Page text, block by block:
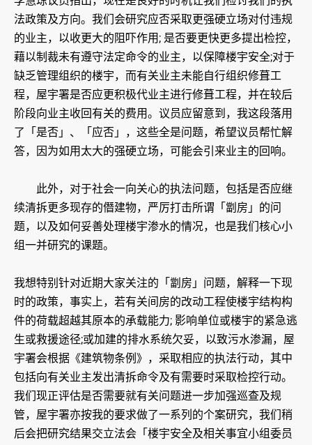
法政策及方向。我们会研究应否采取更强硬立场对付违规
的业主，以收更大的阻吓作用; 是否要更快更多提出检控，
藉以制裁未有遵守法定命令的业主，以保障楼宇安全;对于
缺乏管理组织的楼宇，而有关业主未能自行组织修葺工
程，屋宇署是否应更积极代业主进行修葺工程，并在较后
阶段向业主收回有关的费用。议员应留意到，我这段落用
了「是否」、「应否」，这些全是问题，希望议员帮忙解
答，因为如用太大的强硬立场，可能会引来业主的回响。
此外，对于社会一向关心的执法问题，包括是否应继
续清拆更多现存的僭建物，严厉打击所谓「劏房」的问
题，以及如何妥善处理楼宇渗水的情况，也是我们核心小
组一并研究的课题。
我想特别针对近期大家关注的「劏房」问题，解释一下现
时的政策，事实上，若有关间房的改动工程使楼宇结构构
件的荷载超越其原本的承载能力; 影响单位或楼宇的紧急逃
生或救援途径;或加建的排水系统欠妥，以致污水渗漏，屋
宇署会根据《建筑物条例》，采取相应的执法行动，其中
包括向有关业主发出清拆命令及有需要时采取检控行动。
我们现正评估是否需要就有关问题进一步加强巡查及规
管，屋宇署亦按我的要求做了一系列的个案研究，我们稍
后会把研究结果交立法会「楼宇安全及相关事宜小组委员